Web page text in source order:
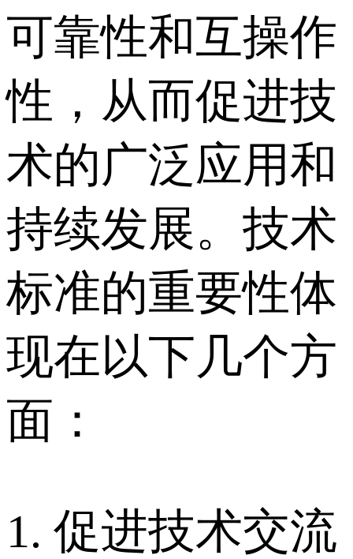
可靠性和互操作
性，从而促进技
术的广泛应用和
持续发展。技术
标准的重要性体
现在以下几个方
面：
1. 促进技术交流